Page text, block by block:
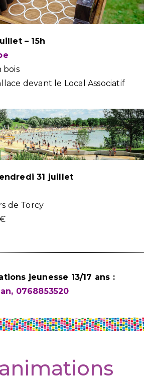
– 15h
bois
devant le Local Associatif
31 juillet
de Torcy
jeunesse 13/17 ans :
0768853520